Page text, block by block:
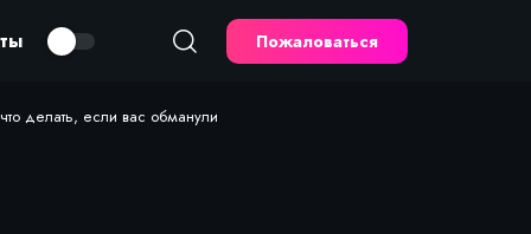
Пожаловаться
делать, если вас обманули